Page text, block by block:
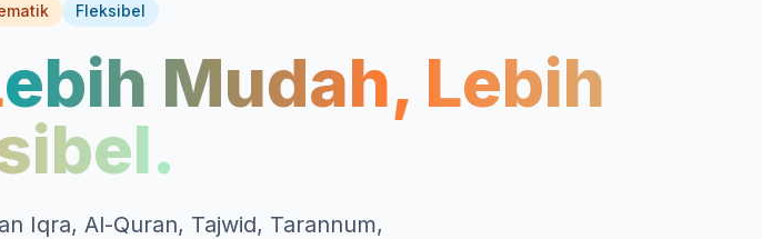
Fleksibel
Mudah, Lebih
Iqra, Al-Quran, Tajwid, Tarannum,